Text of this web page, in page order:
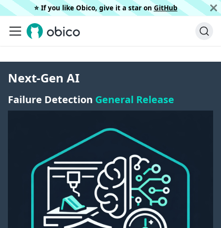
⭐️ If you like Obico, give it a star on GitHub
Next-Gen AI
Failure Detection General Release